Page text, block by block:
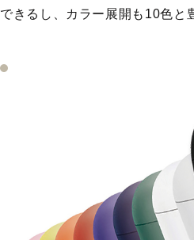
できるし、カラー展開も10色と